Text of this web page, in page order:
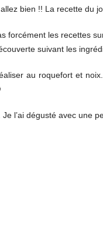
bien !! La recette du
forcément les recettes
suivant les
au roquefort et
l’ai dégusté avec une